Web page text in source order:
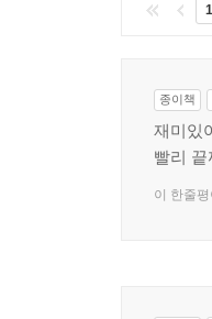
1
종이책
재미있
빨리 끝
이 한줄